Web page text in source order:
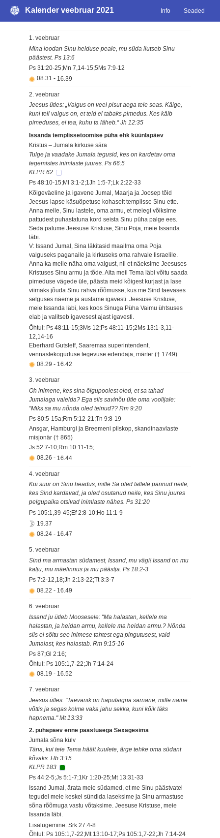
Kalender veebruar 2021 Info Seaded
1. veebruar
Mina loodan Sinu helduse peale, mu süda ilutseb Sinu
päästest. Ps 13:6
Ps 31:20-25;Mn 7,14-15;5Ms 7:9-12
08.31 - 16.39
2. veebruar
Jeesus ütles: „Valgus on veel pisut aega teie seas. Käige,
kuni teil valgus on, et teid ei tabaks pimedus. Kes käib
pimeduses, ei tea, kuhu ta läheb.“ Jh 12:35
Issanda templissetoomise püha ehk küünlapäev
Kristus – Jumala kirkuse sära
Tulge ja vaadake Jumala tegusid, kes on kardetav oma
tegemistes inimlaste juures. Ps 66:5
KLPR 62
Ps 48:10-15;Ml 3:1-2;1Jh 1:5-7;Lk 2:22-33
Kõigeväeline ja igavene Jumal, Maarja ja Joosep tõid
Jeesus-lapse käsuõpetuse kohaselt templisse Sinu ette.
Anna meile, Sinu lastele, oma armu, et meiegi võiksime
pattudest puhastatuna kord seista Sinu püha palge ees.
Seda palume Jeesuse Kristuse, Sinu Poja, meie Issanda
läbi.
V: Issand Jumal, Sina läkitasid maailma oma Poja
valguseks paganaile ja kirkuseks oma rahvale Iisraelile.
Anna ka meile näha oma valgust, nii et näeksime Jeesuses
Kristuses Sinu armu ja tõde. Aita meil Tema läbi võitu saada
pimeduse vägede üle, päästa meid kõigest kurjast ja lase
viimaks jõuda Sinu rahva rõõmusse, kus me Sind taevases
selguses näeme ja austame igavesti. Jeesuse Kristuse,
meie Issanda läbi, kes koos Sinuga Püha Vaimu ühtsuses
elab ja valitseb igavesest ajast igavesti.
Õhtul: Ps 48:11-15;3Ms 12;Ps 48:11-15;2Ms 13:1-3,11-
12,14-16
Eberhard Gutsleff, Saaremaa superintendent,
vennastekoguduse tegevuse edendaja, märter († 1749)
08.29 - 16.42
3. veebruar
Oh inimene, kes sina õigupoolest oled, et sa tahad
Jumalaga vaielda? Ega siis savinõu ütle oma voolijale:
"Miks sa mu nõnda oled teinud?? Rm 9:20
Ps 80:5-15a;Rm 5:12-21;Tn 9:8-19
Ansgar, Hamburgi ja Breemeni piiskop, skandinaavlaste
misjonär († 865)
Js 52:7-10;Rm 10:11-15;
08.26 - 16.44
4. veebruar
Kui suur on Sinu headus, mille Sa oled tallele pannud neile,
kes Sind kardavad, ja oled osutanud neile, kes Sinu juures
pelgupaika otsivad inimlaste nähes. Ps 31:20
Ps 105:1,39-45;Ef 2:8-10;Ho 11:1-9
19.37
08.24 - 16.47
5. veebruar
Sind ma armastan südamest, Issand, mu vägi! Issand on mu
kalju, mu mäelinnus ja mu päästja. Ps 18:2-3
Ps 7:2-12,18;Jh 2:13-22;Tt 3:3-7
08.22 - 16.49
6. veebruar
Issand ju ütleb Moosesele: "Ma halastan, kellele ma
halastan, ja heidan armu, kellele ma heidan armu.? Nõnda
siis ei sõltu see inimese tahtest ega pingutusest, vaid
Jumalast, kes halastab. Rm 9:15-16
Ps 87;Gl 2:16;
Õhtul: Ps 105:1,7-22;Jh 7:14-24
08.19 - 16.52
7. veebruar
Jeesus ütles: "Taevariik on haputaigna sarnane, mille naine
võttis ja segas kolme vaka jahu sekka, kuni kõik läks
hapnema." Mt 13:33
2. pühapäev enne paastuaega Sexagesima
Jumala sõna külv
Täna, kui teie Tema häält kuulete, ärge tehke oma südant
kõvaks. Hb 3:15
KLPR 183
Ps 44:2-5;Js 5:1-7;1Kr 1:20-25;Mt 13:31-33
Issand Jumal, ärata meie südamed, et me Sinu päästvatel
tegudel meie keskel sündida laseksime ja Sinu armastuse
sõna rõõmuga vastu võtaksime. Jeesuse Kristuse, meie
Issanda läbi.
Lisalugemine: Srk 27:4-8
Õhtul: Ps 105:1,7-22;Mt 13:10-17;Ps 105:1,7-22;Jh 7:14-24